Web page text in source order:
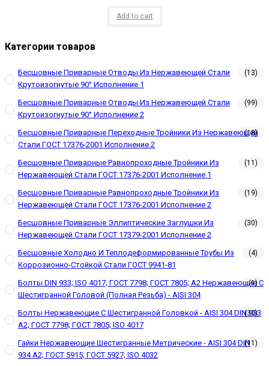
Add to cart
Категории товаров
Бесшовные Приварные Отводы Из Нержавеющей Стали
Крутоизогнутые 90° Исполнение 1
(13)
Бесшовные Приварные Отводы Из Нержавеющей Стали
Крутоизогнутые 90° Исполнение 2
(99)
Бесшовные Приварные Переходные Тройники Из Нержавеющей
Стали ГОСТ 17376-2001 Исполнение 2
(18)
Бесшовные Приварные Равнопроходные Тройники Из
Нержавеющей Стали ГОСТ 17376-2001 Исполнение 1
(11)
Бесшовные Приварные Равнопроходные Тройники Из
Нержавеющей Стали ГОСТ 17376-2001 Исполнение 2
(19)
Бесшовные Приварные Эллиптические Заглушки Из
Нержавеющей Стали ГОСТ 17379-2001 Исполнение 2
(30)
Бесшовные Холодно И Теплодеформированные Трубы Из
Коррозионно-Стойкой Стали ГОСТ 9941-81
(4)
Болты DIN 933; ISO 4017; ГОСТ 7798; ГОСТ 7805; А2 Нержавеющие С
Шестигранной Головой (полная Резьба) - AISI 304
(1)
Болты Нержавеющие С Шестигранной Головкой - AISI 304 DIN 933
A2; ГОСТ 7798; ГОСТ 7805; ISO 4017
(30)
Гайки Нержавеющие Шестигранные Метрические - AISI 304 DIN
934 А2; ГОСТ 5915; ГОСТ 5927; ISO 4032
(11)